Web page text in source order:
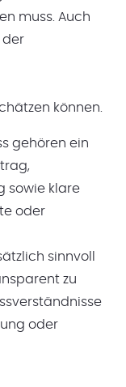
muss. Auch
der
können.
gehören ein
sowie klare
oder
sinnvoll
zu
oder